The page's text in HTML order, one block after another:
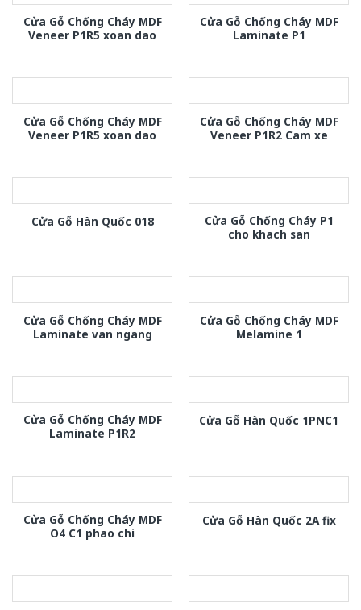
Cửa Gỗ Chống Cháy MDF
Veneer P1R5 xoan dao
Cửa Gỗ Chống Cháy MDF
Laminate P1
Cửa Gỗ Chống Cháy MDF
Veneer P1R5 xoan dao
Cửa Gỗ Chống Cháy MDF
Veneer P1R2 Cam xe
Cửa Gỗ Hàn Quốc 018
Cửa Gỗ Chống Cháy P1
cho khach san
Cửa Gỗ Chống Cháy MDF
Laminate van ngang
Cửa Gỗ Chống Cháy MDF
Melamine 1
Cửa Gỗ Chống Cháy MDF
Laminate P1R2
Cửa Gỗ Hàn Quốc 1PNC1
Cửa Gỗ Chống Cháy MDF
O4 C1 phao chi
Cửa Gỗ Hàn Quốc 2A fix